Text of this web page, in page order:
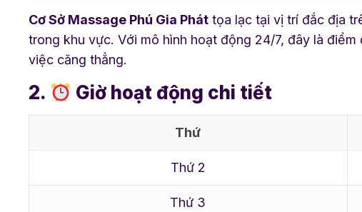
Cơ Sở Massage Phú Gia Pháttọa lạc tại vị trí đắc địa
trong khu vực. Với mô hình hoạt động 24/7, đây là
việc căng thẳng.
2. Giờ hoạt động chi tiết
Thứ
Thứ 2
Thứ 3